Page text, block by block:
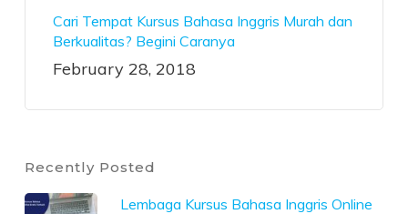
Cari Tempat Kursus Bahasa Inggris Murah dan
Berkualitas? Begini Caranya
February 28, 2018
Recently Posted
Lembaga Kursus Bahasa Inggris Online